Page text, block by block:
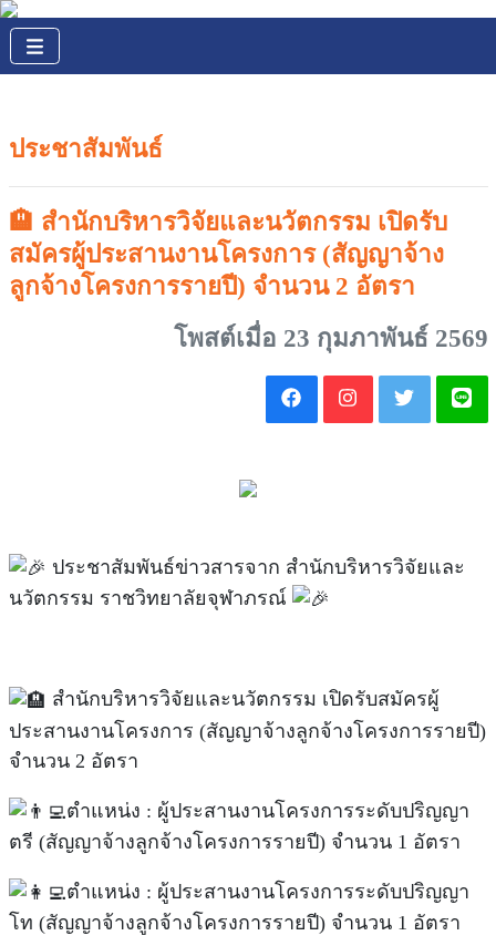
ประชาสัมพันธ์
🏨 สำนักบริหารวิจัยและนวัตกรรม เปิดรับ
สมัครผู้ประสานงานโครงการ (สัญญาจ้าง
ลูกจ้างโครงการรายปี) จำนวน 2 อัตรา
โพสต์เมื่อ 23 กุมภาพันธ์ 2569
ประชาสัมพันธ์ข่าวสารจาก สำนักบริหารวิจัยและ
นวัตกรรม ราชวิทยาลัยจุฬาภรณ์
สำนักบริหารวิจัยและนวัตกรรม เปิดรับสมัครผู้
ประสานงานโครงการ (สัญญาจ้างลูกจ้างโครงการรายปี)
จำนวน 2 อัตรา
ตำแหน่ง : ผู้ประสานงานโครงการระดับปริญญา
ตรี (สัญญาจ้างลูกจ้างโครงการรายปี) จำนวน 1 อัตรา
ตำแหน่ง : ผู้ประสานงานโครงการระดับปริญญา
โท (สัญญาจ้างลูกจ้างโครงการรายปี) จำนวน 1 อัตรา